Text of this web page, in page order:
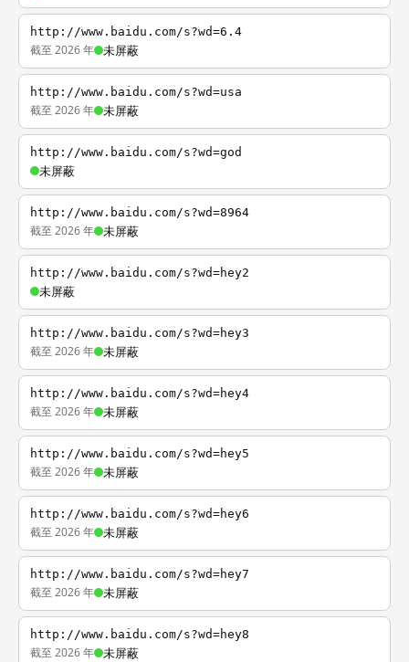
http://www.baidu.com/s?wd=6.4
截至 2026 年 未屏蔽
http://www.baidu.com/s?wd=usa
截至 2026 年 未屏蔽
http://www.baidu.com/s?wd=god
未屏蔽
http://www.baidu.com/s?wd=8964
截至 2026 年 未屏蔽
http://www.baidu.com/s?wd=hey2
未屏蔽
http://www.baidu.com/s?wd=hey3
截至 2026 年 未屏蔽
http://www.baidu.com/s?wd=hey4
截至 2026 年 未屏蔽
http://www.baidu.com/s?wd=hey5
截至 2026 年 未屏蔽
http://www.baidu.com/s?wd=hey6
截至 2026 年 未屏蔽
http://www.baidu.com/s?wd=hey7
截至 2026 年 未屏蔽
http://www.baidu.com/s?wd=hey8
截至 2026 年 未屏蔽